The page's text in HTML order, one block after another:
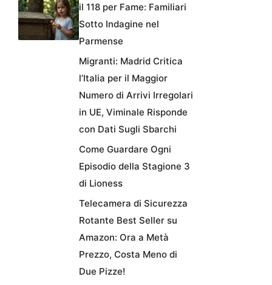
il 118 per Fame: Familiari
Sotto Indagine nel
Parmense
Migranti: Madrid Critica
l’Italia per il Maggior
Numero di Arrivi Irregolari
in UE, Viminale Risponde
con Dati Sugli Sbarchi
Come Guardare Ogni
Episodio della Stagione 3
di Lioness
Telecamera di Sicurezza
Rotante Best Seller su
Amazon: Ora a Metà
Prezzo, Costa Meno di
Due Pizze!